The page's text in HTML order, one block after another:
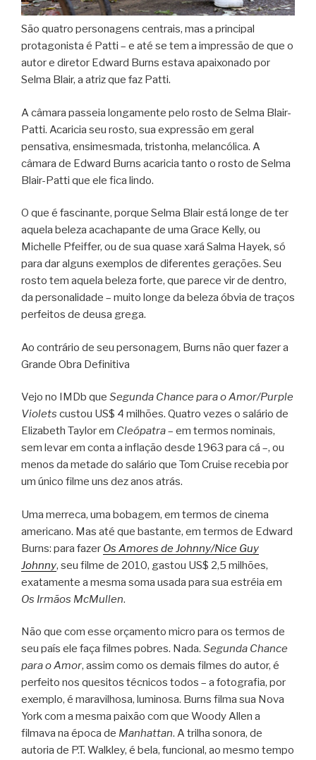
São quatro personagens centrais, mas a principal
protagonista é Patti – e até se tem a impressão de que o
autor e diretor Edward Burns estava apaixonado por
Selma Blair, a atriz que faz Patti.
A câmara passeia longamente pelo rosto de Selma Blair-
Patti. Acaricia seu rosto, sua expressão em geral
pensativa, ensimesmada, tristonha, melancólica. A
câmara de Edward Burns acaricia tanto o rosto de Selma
Blair-Patti que ele fica lindo.
O que é fascinante, porque Selma Blair está longe de ter
aquela beleza acachapante de uma Grace Kelly, ou
Michelle Pfeiffer, ou de sua quase xará Salma Hayek, só
para dar alguns exemplos de diferentes gerações. Seu
rosto tem aquela beleza forte, que parece vir de dentro,
da personalidade – muito longe da beleza óbvia de traços
perfeitos de deusa grega.
Ao contrário de seu personagem, Burns não quer fazer a
Grande Obra Definitiva
Vejo no IMDb que Segunda Chance para o Amor/Purple
Violets custou US$ 4 milhões. Quatro vezes o salário de
Elizabeth Taylor em Cleópatra– em termos nominais,
sem levar em conta a inflação desde 1963 para cá –, ou
menos da metade do salário que Tom Cruise recebia por
um único filme uns dez anos atrás.
Uma merreca, uma bobagem, em termos de cinema
americano. Mas até que bastante, em termos de Edward
Burns: para fazer Os Amores de Johnny/Nice Guy
Johnny, seu filme de 2010, gastou US$ 2,5 milhões,
exatamente a mesma soma usada para sua estréia em
Os Irmãos McMullen.
Não que com esse orçamento micro para os termos de
seu país ele faça filmes pobres. Nada. Segunda Chance
para o Amor, assim como os demais filmes do autor, é
perfeito nos quesitos técnicos todos – a fotografia, por
exemplo, é maravilhosa, luminosa. Burns filma sua Nova
York com a mesma paixão com que Woody Allen a
filmava na época de Manhattan. A trilha sonora, de
autoria de P.T. Walkley, é bela, funcional, ao mesmo tempo